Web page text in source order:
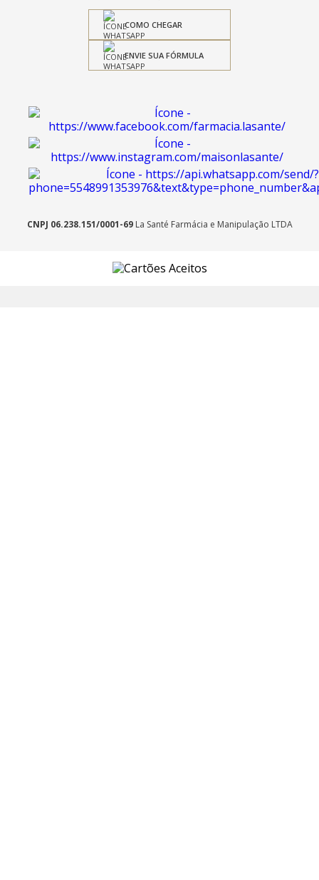
COMO CHEGAR
ENVIE SUA FÓRMULA
CNPJ 06.238.151/0001-69La Santé Farmácia e Manipulação LTDA